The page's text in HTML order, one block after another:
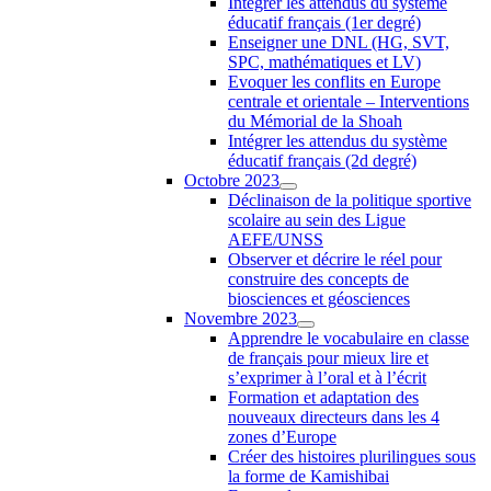
éducatif français (1er degré)
Enseigner une DNL (HG, SVT,
SPC, mathématiques et LV)
Evoquer les conflits en Europe
centrale et orientale – Interventions
du Mémorial de la Shoah
Intégrer les attendus du système
éducatif français (2d degré)
Octobre 2023
Déclinaison de la politique sportive
scolaire au sein des Ligue
AEFE/UNSS
Observer et décrire le réel pour
construire des concepts de
biosciences et géosciences
Novembre 2023
Apprendre le vocabulaire en classe
de français pour mieux lire et
s’exprimer à l’oral et à l’écrit
Formation et adaptation des
nouveaux directeurs dans les 4
zones d’Europe
Créer des histoires plurilingues sous
la forme de Kamishibai